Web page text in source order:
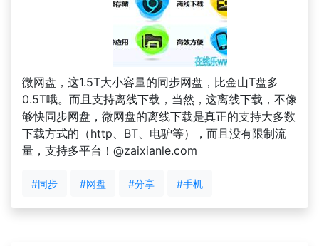
微网盘，这1.5T大小容量的同步网盘，比金山T盘多
0.5T哦。而且支持离线下载，当然，这离线下载，不像
够快同步网盘，微网盘的离线下载是真正的支持大多数
下载方式的（http、BT、电驴等），而且没有限制流
量，支持多平台！@zaixianle.com
#同步 #网盘 #分享 #手机